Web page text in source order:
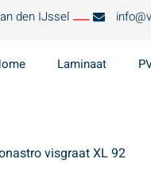
den IJssel
Laminaat
visgraat XL 92